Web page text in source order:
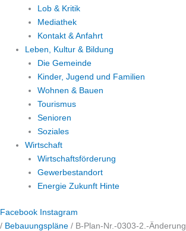
Lob & Kritik
Mediathek
Kontakt & Anfahrt
Leben, Kultur & Bildung
Die Gemeinde
Kinder, Jugend und Familien
Wohnen & Bauen
Tourismus
Senioren
Soziales
Wirtschaft
Wirtschaftsförderung
Gewerbestandort
Energie Zukunft Hinte
Facebook Instagram
/ Bebauungspläne / B-Plan-Nr.-0303-2.-Änderung